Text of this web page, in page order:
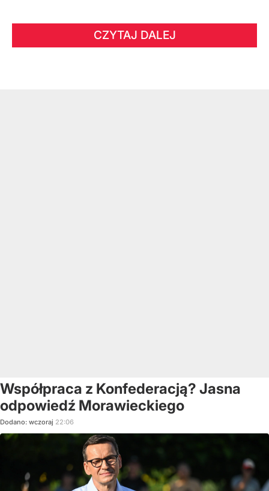
CZYTAJ DALEJ
Współpraca z Konfederacją? Jasna
odpowiedź Morawieckiego
Dodano: wczoraj 22:06